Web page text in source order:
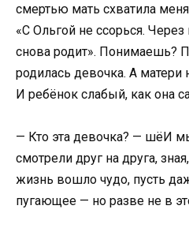
смертью мать схватила
«С Ольгой не ссорься.
снова родит». Понимаешь?
родилась девочка. А матери
И ребёнок слабый, как она
— Кто эта девочка? — шёИ
смотрели друг на друга,
жизнь вошло чудо, пусть
пугающее — но разве не в